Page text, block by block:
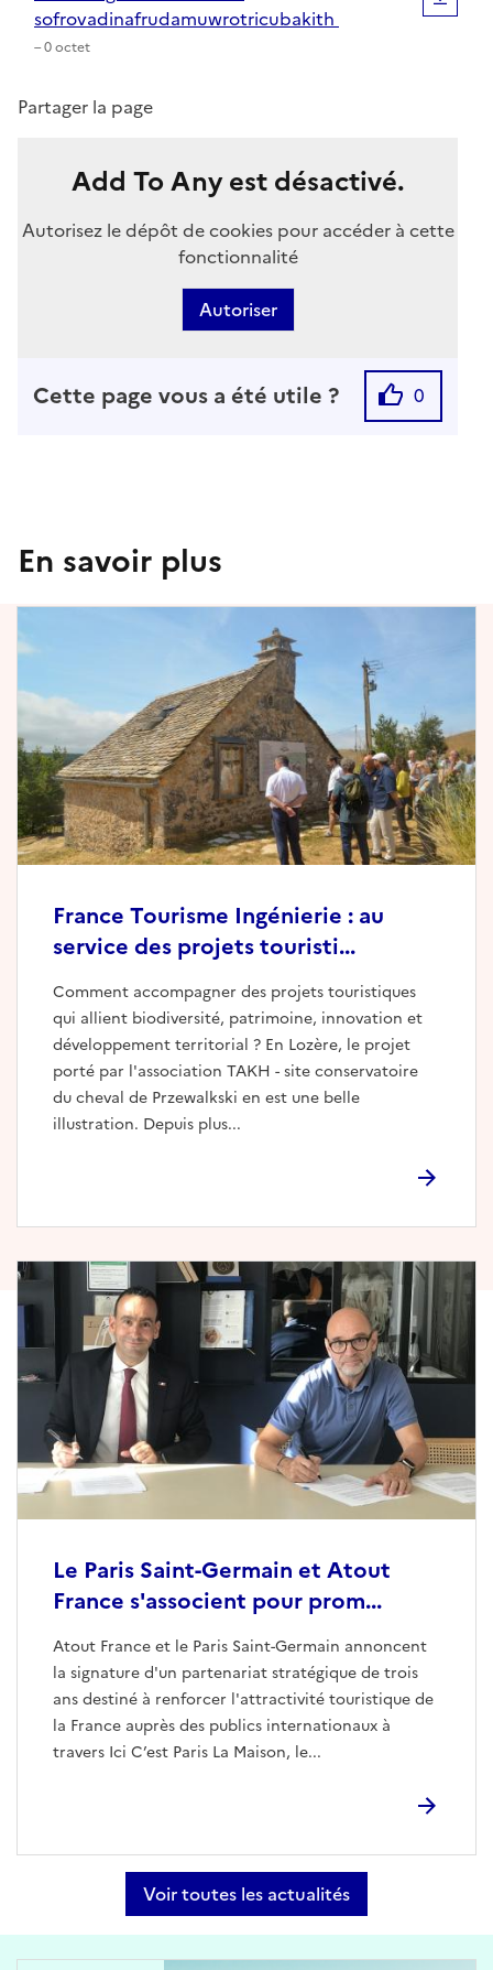
sofrovadinafrudamuwrotricubakith
– 0 octet
Partager la page
Add To Any est désactivé.
Autorisez le dépôt de cookies pour accéder à cette
fonctionnalité
Autoriser
Cette page vous a été utile ? 0
En savoir plus
France Tourisme Ingénierie : au
service des projets touristi...
Comment accompagner des projets touristiques
qui allient biodiversité, patrimoine, innovation et
développement territorial ? En Lozère, le projet
porté par l'association TAKH - site conservatoire
du cheval de Przewalkski en est une belle
illustration. Depuis plus...
Le Paris Saint-Germain et Atout
France s'associent pour prom...
Atout France et le Paris Saint-Germain annoncent
la signature d'un partenariat stratégique de trois
ans destiné à renforcer l'attractivité touristique de
la France auprès des publics internationaux à
travers Ici C’est Paris La Maison, le...
Voir toutes les actualités